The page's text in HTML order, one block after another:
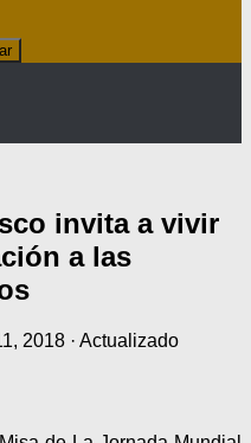
invita a vivir
a las
2018 · Actualizado